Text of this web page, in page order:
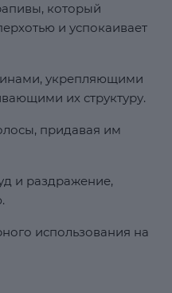
который
и успокаивает
укрепляющими
их структуру.
придавая им
и раздражение,
использования на